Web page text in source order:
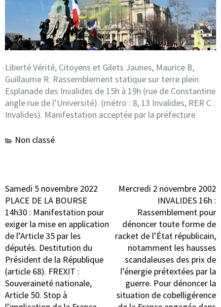
Liberté Vérité, Citoyens et Gilets Jaunes, Maurice B,
Guillaume R. Rassemblement statique sur terre plein
Esplanade des Invalides de 15h à 19h (rue de Constantine
angle rue de l’Université). (métro : 8, 13 Invalides, RER C :
Invalides). Manifestation acceptée par la préfecture
Non classé
Navigation
de
l’article
Samedi 5 novembre 2022
PLACE DE LA BOURSE
14h30 : Manifestation pour
exiger la mise en application
de l’Article 35 par les
députés. Destitution du
Président de la République
(article 68). FREXIT :
Souveraineté nationale,
Article 50. Stop à
Mercredi 2 novembre 2002
INVALIDES 16h :
Rassemblement pour
dénoncer toute forme de
racket de l’État républicain,
notamment les hausses
scandaleuses des prix de
l’énergie prétextées par la
guerre. Pour dénoncer la
situation de cobelligérence